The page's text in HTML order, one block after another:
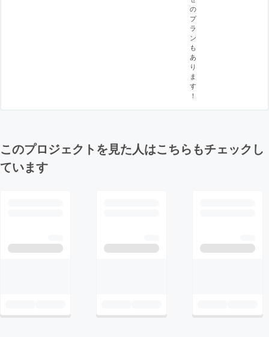
の
プ
ラ
ン
も
あ
り
ま
す
！
このプロジェクトを見た人はこちらもチェックし
ています